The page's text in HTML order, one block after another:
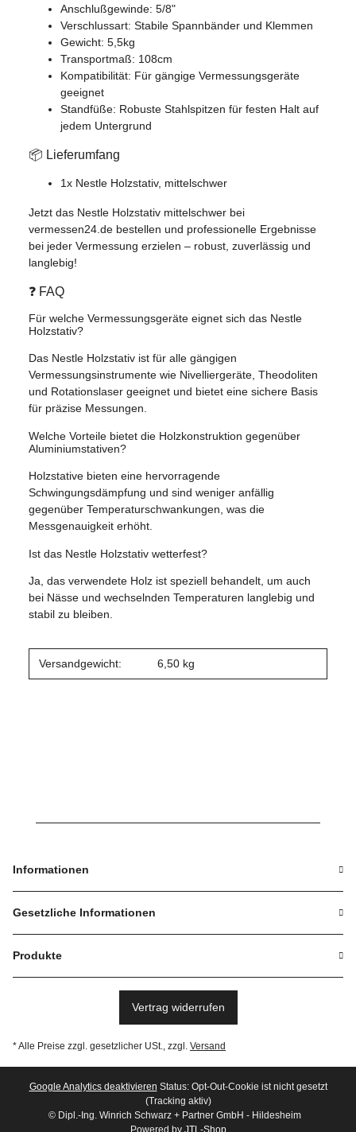
Anschlußgewinde: 5/8"
Verschlussart: Stabile Spannbänder und Klemmen
Gewicht: 5,5kg
Transportmaß: 108cm
Kompatibilität: Für gängige Vermessungsgeräte
geeignet
Standfüße: Robuste Stahlspitzen für festen Halt auf
jedem Untergrund
📦 Lieferumfang
1x Nestle Holzstativ, mittelschwer
Jetzt das Nestle Holzstativ mittelschwer bei
vermessen24.de bestellen und professionelle Ergebnisse
bei jeder Vermessung erzielen – robust, zuverlässig und
langlebig!
❓ FAQ
Für welche Vermessungsgeräte eignet sich das Nestle
Holzstativ?
Das Nestle Holzstativ ist für alle gängigen
Vermessungsinstrumente wie Nivelliergeräte, Theodoliten
und Rotationslaser geeignet und bietet eine sichere Basis
für präzise Messungen.
Welche Vorteile bietet die Holzkonstruktion gegenüber
Aluminiumstativen?
Holzstative bieten eine hervorragende
Schwingungsdämpfung und sind weniger anfällig
gegenüber Temperaturschwankungen, was die
Messgenauigkeit erhöht.
Ist das Nestle Holzstativ wetterfest?
Ja, das verwendete Holz ist speziell behandelt, um auch
bei Nässe und wechselnden Temperaturen langlebig und
stabil zu bleiben.
Versandgewicht: 6,50 kg
Informationen
Gesetzliche Informationen
Produkte
Vertrag widerrufen
* Alle Preise zzgl. gesetzlicher USt., zzgl. Versand
Google Analytics deaktivieren Status: Opt-Out-Cookie ist nicht gesetzt
(Tracking aktiv)
© Dipl.-Ing. Winrich Schwarz + Partner GmbH - Hildesheim